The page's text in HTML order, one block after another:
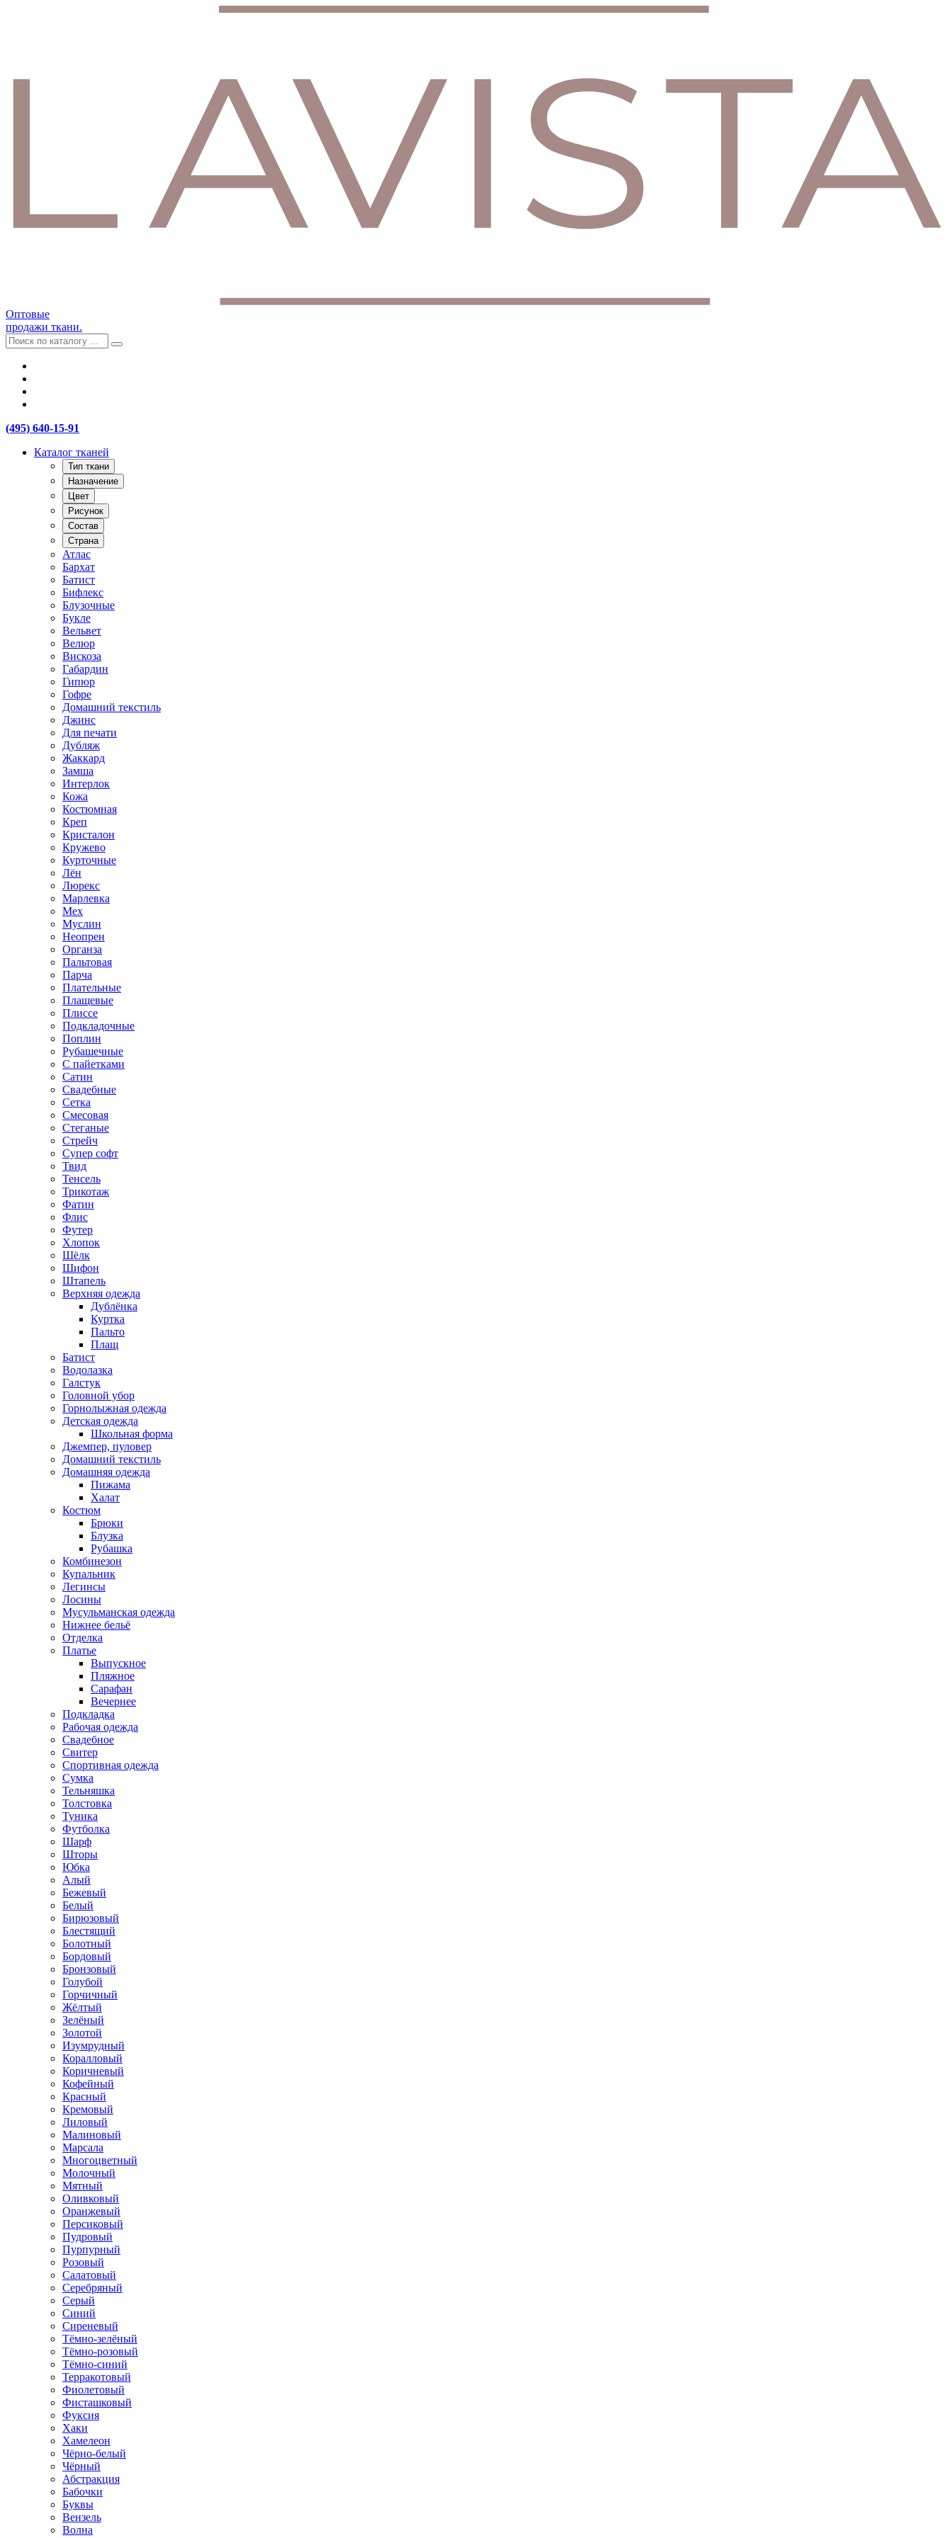
Оптовые
продажи ткани.
(495) 640-15-91
Каталог тканей
Тип ткани
Назначение
Цвет
Рисунок
Состав
Страна
Атлас
Бархат
Батист
Бифлекс
Блузочные
Букле
Вельвет
Велюр
Вискоза
Габардин
Гипюр
Гофре
Домашний текстиль
Джинс
Для печати
Дубляж
Жаккард
Замша
Интерлок
Кожа
Костюмная
Креп
Кристалон
Кружево
Курточные
Лён
Люрекс
Марлевка
Мех
Муслин
Неопрен
Органза
Пальтовая
Парча
Плательные
Плащевые
Плиссе
Подкладочные
Поплин
Рубашечные
С пайетками
Сатин
Свадебные
Сетка
Смесовая
Стеганые
Стрейч
Супер софт
Твид
Тенсель
Трикотаж
Фатин
Флис
Футер
Хлопок
Шёлк
Шифон
Штапель
Верхняя одежда
Дублёнка
Куртка
Пальто
Плащ
Батист
Водолазка
Галстук
Головной убор
Горнолыжная одежда
Детская одежда
Школьная форма
Джемпер, пуловер
Домашний текстиль
Домашняя одежда
Пижама
Халат
Костюм
Брюки
Блузка
Рубашка
Комбинезон
Купальник
Легинсы
Лосины
Мусульманская одежда
Нижнее бельё
Отделка
Платье
Выпускное
Пляжное
Сарафан
Вечернее
Подкладка
Рабочая одежда
Свадебное
Свитер
Спортивная одежда
Сумка
Тельняшка
Толстовка
Туника
Футболка
Шарф
Шторы
Юбка
Алый
Бежевый
Белый
Бирюзовый
Блестящий
Болотный
Бордовый
Бронзовый
Голубой
Горчичный
Жёлтый
Зелёный
Золотой
Изумрудный
Коралловый
Коричневый
Кофейный
Красный
Кремовый
Лиловый
Малиновый
Марсала
Многоцветный
Молочный
Мятный
Оливковый
Оранжевый
Персиковый
Пудровый
Пурпурный
Розовый
Салатовый
Серебряный
Серый
Синий
Сиреневый
Тёмно-зелёный
Тёмно-розовый
Тёмно-синий
Терракотовый
Фиолетовый
Фисташковый
Фуксия
Хаки
Хамелеон
Чёрно-белый
Чёрный
Абстракция
Бабочки
Буквы
Вензель
Волна